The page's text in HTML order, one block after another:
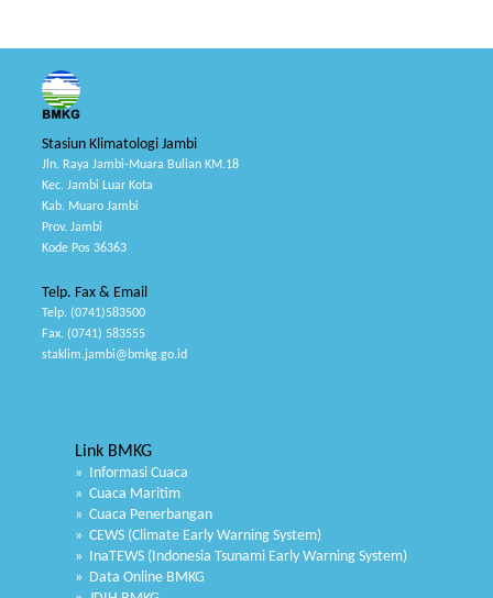
Stasiun Klimatologi Jambi
Jln. Raya Jambi-Muara Bulian KM.18
Kec. Jambi Luar Kota
Kab. Muaro Jambi
Prov. Jambi
Kode Pos 36363
Telp. Fax & Email
Telp. (0741)583500
Fax. (0741) 583555
staklim.jambi@bmkg.go.id
Link BMKG
» Informasi Cuaca
» Cuaca Maritim
» Cuaca Penerbangan
» CEWS (Climate Early Warning System)
» InaTEWS (Indonesia Tsunami Early Warning System)
» Data Online BMKG